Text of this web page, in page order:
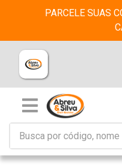
PARCELE SUAS